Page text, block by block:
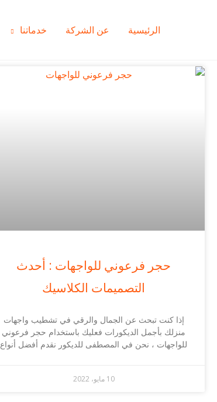
الرئيسية عن الشركة خدماتنا
حجر فرعوني للواجهات : أحدث
التصميمات الكلاسيك
إذا كنت تبحث عن الجمال والرقي في تشطيب واجهات
منزلك بأجمل الديكورات فعليك باستخدام حجر فرعوني
للواجهات ، نحن في المصطفى للديكور نقدم أفضل أنواع
10 مايو، 2022